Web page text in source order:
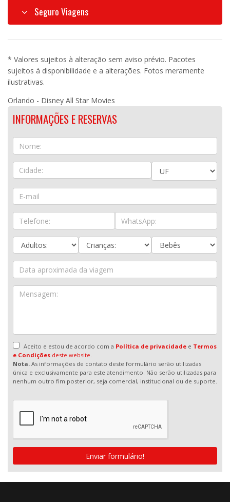
Seguro Viagens
* Valores sujeitos à alteração sem aviso prévio. Pacotes
sujeitos á disponibilidade e a alterações. Fotos meramente
ilustrativas.
Orlando - Disney All Star Movies
INFORMAÇÕES E RESERVAS
Aceito e estou de acordo com a Política de privacidadee Termos
e Condições deste website.
Nota. As informações de contato deste formulário serão utilizadas
única e exclusivamente para este atendimento. Não serão utilizadas para
nenhum outro fim posterior, seja comercial, institucional ou de suporte.
Enviar formulário!